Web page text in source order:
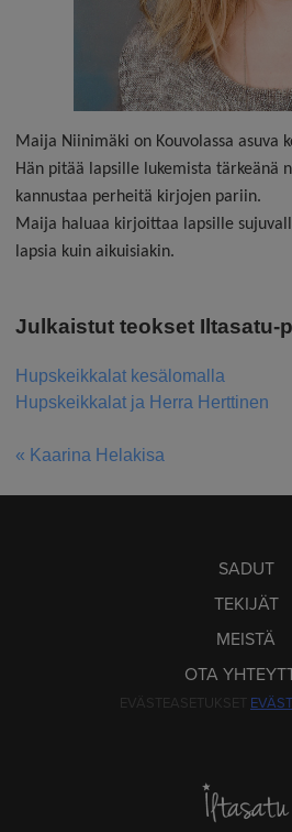
Maija Niinimäki on Kouvolassa asuva
Hän pitää lapsille lukemista tärkeänä
kannustaa perheitä kirjojen pariin.
Maija haluaa kirjoittaa lapsille
lapsia kuin aikuisiakin.
Julkaistut teokset Iltasatu-
Hupskeikkalat kesälomalla
Hupskeikkalat ja Herra Herttinen
ARTIKKELIEN
« Kaarina Helakisa
SADUT
TEKIJÄT
MEISTÄ
OTA
EVÄSTEASETUKSET